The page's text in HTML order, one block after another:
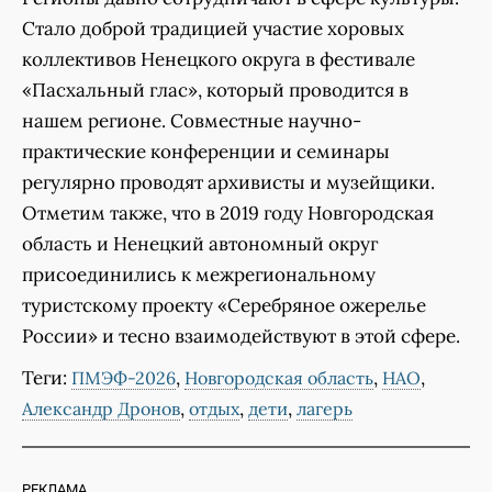
Стало доброй традицией участие хоровых
коллективов Ненецкого округа в фестивале
«Пасхальный глас», который проводится в
нашем регионе. Совместные научно-
практические конференции и семинары
регулярно проводят архивисты и музейщики.
Отметим также, что в 2019 году Новгородская
область и Ненецкий автономный округ
присоединились к межрегиональному
туристскому проекту «Серебряное ожерелье
России» и тесно взаимодействуют в этой сфере.
Теги: ПМЭФ-2026, Новгородская область, НАО,
Александр Дронов, отдых, дети, лагерь